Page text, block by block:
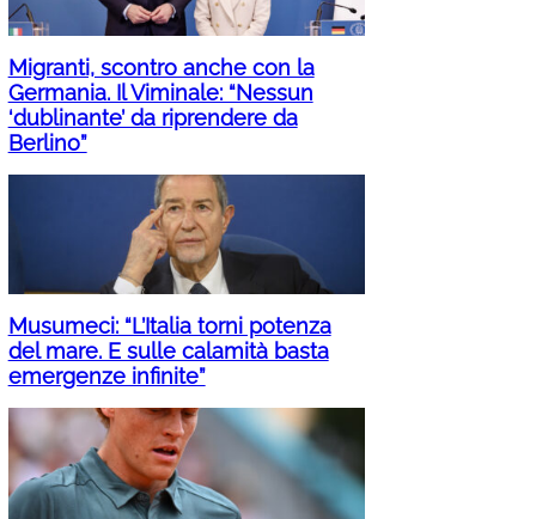
Migranti, scontro anche con la
Germania. Il Viminale: “Nessun
‘dublinante’ da riprendere da
Berlino”
Musumeci: “L’Italia torni potenza
del mare. E sulle calamità basta
emergenze infinite”